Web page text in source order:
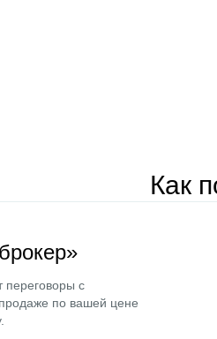
Как
переговоры с
по вашей цене